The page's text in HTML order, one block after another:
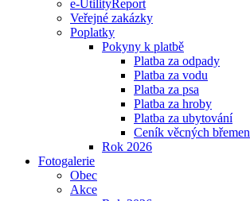
e-UtilityReport
Veřejné zakázky
Poplatky
Pokyny k platbě
Platba za odpady
Platba za vodu
Platba za psa
Platba za hroby
Platba za ubytování
Ceník věcných břemen
Rok 2026
Fotogalerie
Obec
Akce